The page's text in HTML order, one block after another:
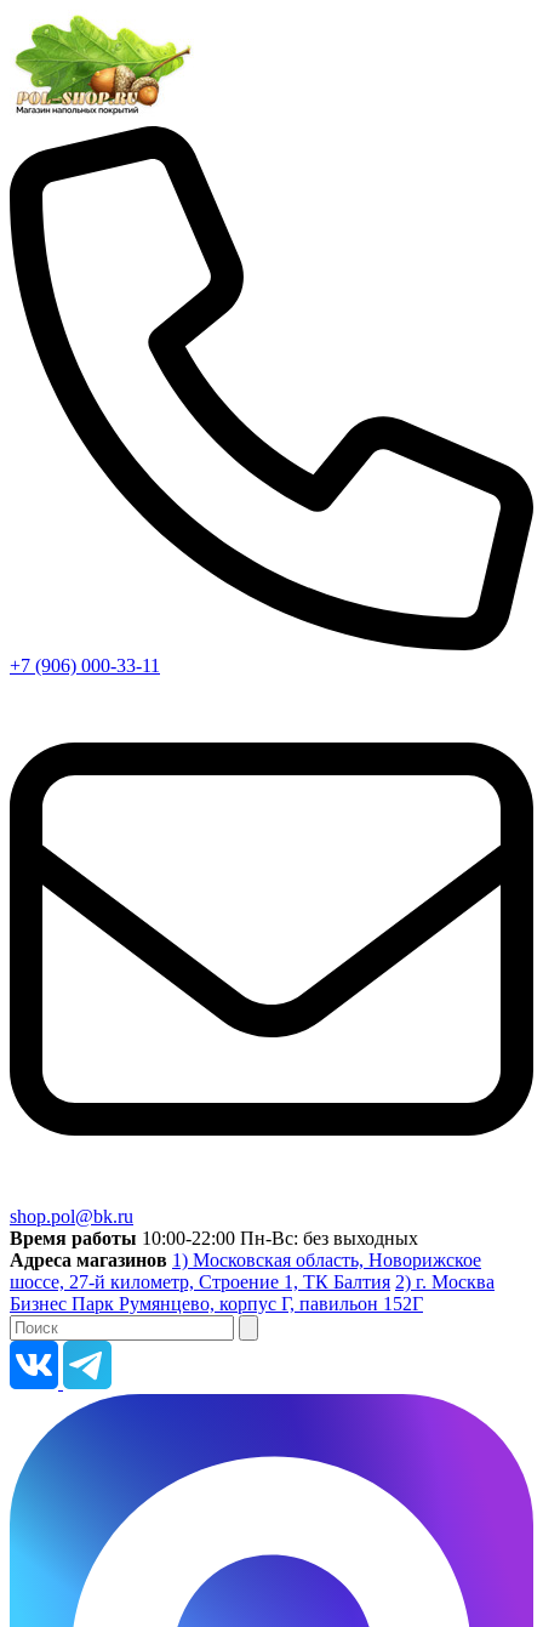
+7 (906) 000-33-11
shop.pol@bk.ru
Время работы 10:00-22:00 Пн-Вс: без выходных
Адреса магазинов 1) Московская область, Новорижское
шоссе, 27-й километр, Строение 1, ТК Балтия 2) г. Москва
Бизнес Парк Румянцево, корпус Г, павильон 152Г